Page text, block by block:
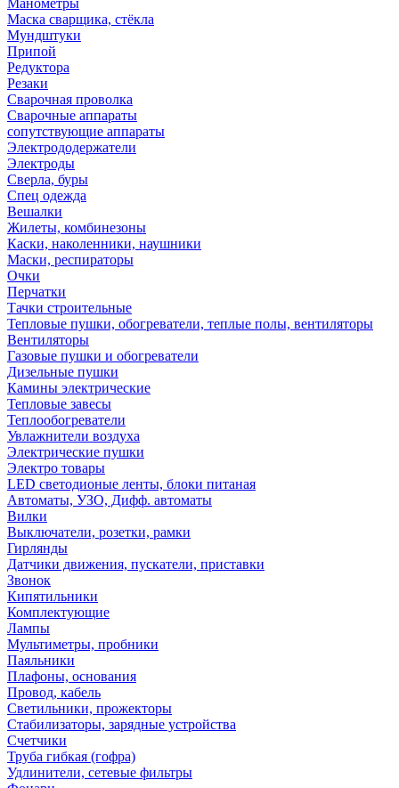
Манометры
Маска сварщика, стёкла
Мундштуки
Припой
Редуктора
Резаки
Сварочная проволка
Сварочные аппараты
сопутствующие аппараты
Электрододержатели
Электроды
Сверла, буры
Спец одежда
Вешалки
Жилеты, комбинезоны
Каски, наколенники, наушники
Маски, респираторы
Очки
Перчатки
Тачки строительные
Тепловые пушки, обогреватели, теплые полы, вентиляторы
Вентиляторы
Газовые пушки и обогреватели
Дизельные пушки
Камины электрические
Тепловые завесы
Теплообогреватели
Увлажнители воздуха
Электрические пушки
Электро товары
LED светодионые ленты, блоки питаная
Автоматы, УЗО, Дифф. автоматы
Вилки
Выключатели, розетки, рамки
Гирлянды
Датчики движения, пускатели, приставки
Звонок
Кипятильники
Комплектующие
Лампы
Мультиметры, пробники
Паяльники
Плафоны, основания
Провод, кабель
Светильники, прожекторы
Стабилизаторы, зарядные устройства
Счетчики
Труба гибкая (гофра)
Удлинители, сетевые фильтры